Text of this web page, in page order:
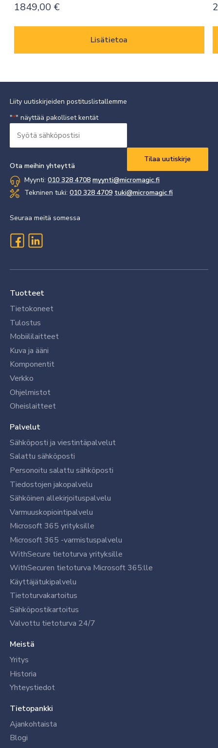
1849,00 €
Lisätietoa
Liity uutiskirjeiden postituslistallemme
"*" näyttää pakolliset kentät
sähköpostisi
Ota meihin yhteyttä
Myynti: 010 328 4708 myynti@micromagic.fi
Tekninen tuki: 010 328 4709 tuki@micromagic.fi
Seuraa meitä somessa
Tuotteet
Tietokoneet
Tulostus
Mobiililaitteet
Kuva ja ääni
Komponentit
Verkko
Ohjelmistot
Oheislaitteet
Palvelut
Sähköposti ja viestintäpalvelut
Salattu sähköposti
Personoitu salattu sähköposti
Tiedostojen jakopalvelu
Sähköinen allekirjoituspalvelu
Varmuuskopiointipalvelu
Microsoft 365 yrityksille
Microsoft 365 -varmistuspalvelu
WithSecure tietoturva yrityksille
WithSecuren tietoturva Microsoft 365:lle
Käyttäjätukipalvelu
Tietoturvakartoitus
Sähköpostikartoitus
Valvottu tietoturva 24/7
Meistä
Yritys
Historia
Yhteystiedot
Tietopankki
Ajankohtaista
Blogi